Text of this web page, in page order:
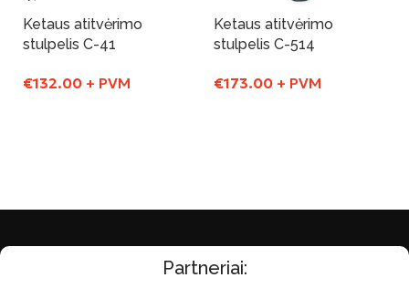
Ketaus atitvėrimo
stulpelis C-41
€132.00 + PVM
Ketaus atitvėrimo
stulpelis C-514
€173.00 + PVM
Partneriai: